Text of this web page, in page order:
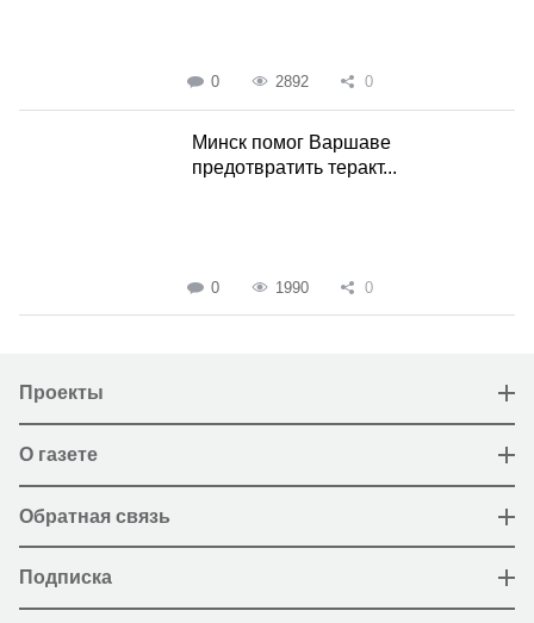
0 2892 0
Минск помог Варшаве
предотвратить теракт...
0 1990 0
Проекты
О газете
Обратная связь
Подписка